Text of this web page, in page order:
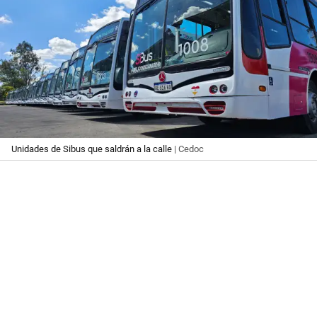
Unidades de Sibus que saldrán a la calle | Cedoc